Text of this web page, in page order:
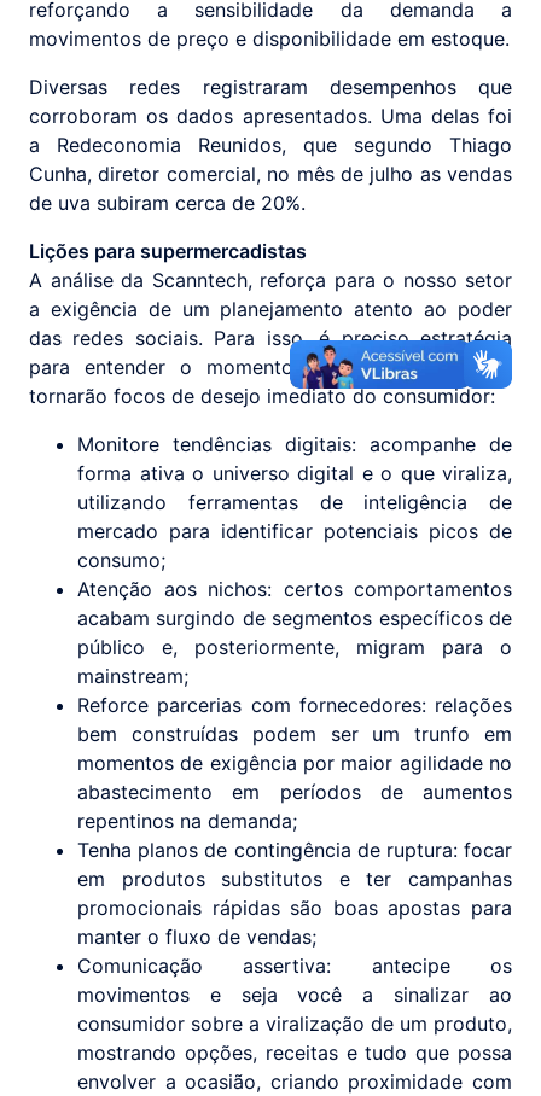
reforçando a sensibilidade da demanda a
movimentos de preço e disponibilidade em estoque.
Diversas redes registraram desempenhos que
corroboram os dados apresentados. Uma delas foi
a Redeconomia Reunidos, que segundo Thiago
Cunha, diretor comercial, no mês de julho as vendas
de uva subiram cerca de 20%.
Lições para supermercadistas
A análise da Scanntech, reforça para o nosso setor
a exigência de um planejamento atento ao poder
das redes sociais. Para isso, é preciso estratégia
para entender o momento em que os itens se
tornarão focos de desejo imediato do consumidor:
Monitore tendências digitais: acompanhe de
forma ativa o universo digital e o que viraliza,
utilizando ferramentas de inteligência de
mercado para identificar potenciais picos de
consumo;
Atenção aos nichos: certos comportamentos
acabam surgindo de segmentos específicos de
público e, posteriormente, migram para o
mainstream;
Reforce parcerias com fornecedores: relações
bem construídas podem ser um trunfo em
momentos de exigência por maior agilidade no
abastecimento em períodos de aumentos
repentinos na demanda;
Tenha planos de contingência de ruptura: focar
em produtos substitutos e ter campanhas
promocionais rápidas são boas apostas para
manter o fluxo de vendas;
Comunicação assertiva: antecipe os
movimentos e seja você a sinalizar ao
consumidor sobre a viralização de um produto,
mostrando opções, receitas e tudo que possa
envolver a ocasião, criando proximidade com